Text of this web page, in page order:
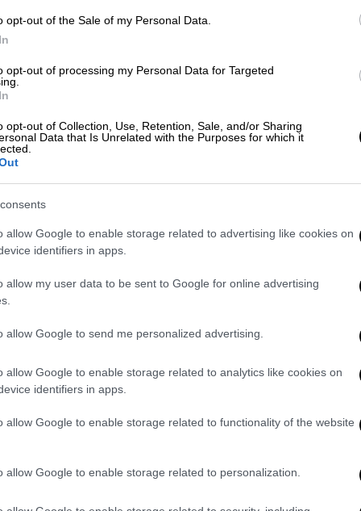
opt-out of the Sale of my Personal Data.
opt-out of processing my Personal Data for Targeted
opt-out of Collection, Use, Retention, Sale, and/or Sharing
Data that Is Unrelated with the Purposes for which it
allow Google to enable storage related to advertising like cookies on
identifiers in apps.
allow my user data to be sent to Google for online advertising
allow Google to send me personalized advertising.
allow Google to enable storage related to analytics like cookies on
identifiers in apps.
allow Google to enable storage related to functionality of the website
allow Google to enable storage related to personalization.
να τους χωρίσουμε.
του συνοδηγούκαι βγήκε πρώτος. Είναι
και
να είναι ένα
φώναξε ότι ο άνδρας που επιτίθεται
βοηθήσω. Ο δράστης μέχρι τότε φώναζε
νεκρός”. Και μετά
αυτό ήταν κάτι σαν περιστατικό τύπου
θα έχανε τη ζωή του
χέρλινγκνωρίτερα εκείνο το βράδυ και
τον τύπο στο κεφάλιμε το μπαστούνι του
τρεις φορές. Όσο πιο δυνατά μπορούσα.
καιήρθε τρέχοντας και προσπάθησε να
αλλάδεν φάνηκε να επηρεάζεται.
Νομίζω ότι ένας άλλος άνδρας
το μαχαίρι μακριά
για να τον ακινητοποιήσουμε
τότε και τέσσερις αστυνομικοί
υποστήριξη. Το θύμα